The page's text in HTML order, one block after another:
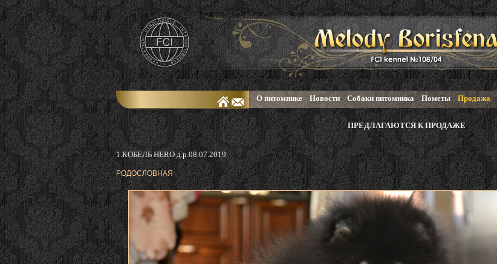
О питомнике Новости Собаки питомника Пометы Продажа
ПРЕДЛАГАЮТСЯ К ПРОДАЖЕ
1.КОБЕЛЬ HERO д.р.08.07.2019
РОДОСЛОВНАЯ